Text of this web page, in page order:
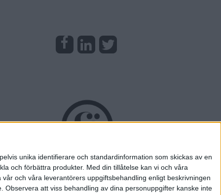
unika identifierare och standardinformation som skickas av en
och förbättra produkter. Med din tillåtelse kan vi och våra
och våra leverantörers uppgiftsbehandling enligt beskrivningen
Observera att viss behandling av dina personuppgifter kanske inte